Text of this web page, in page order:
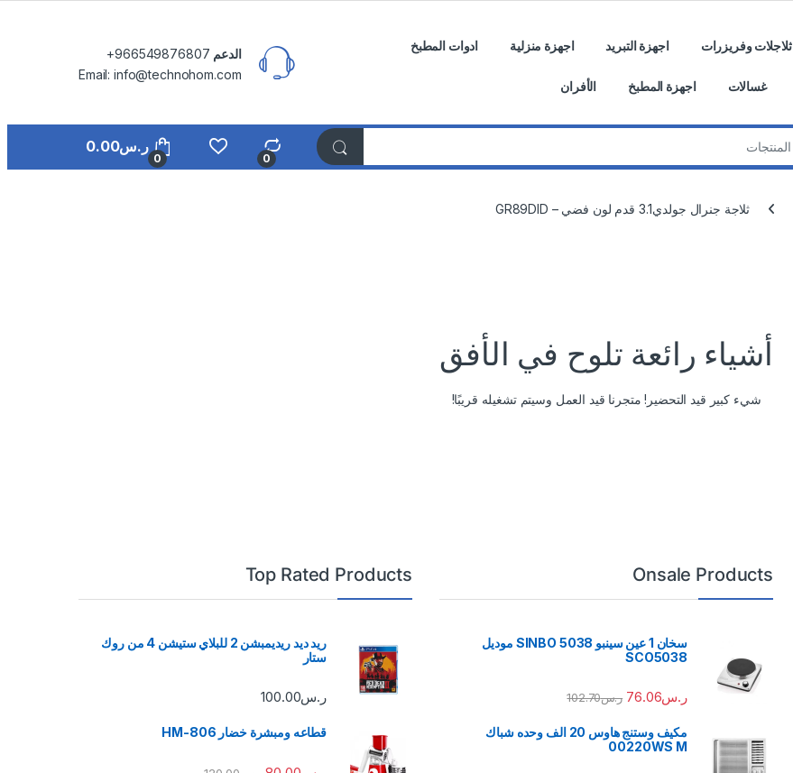
ثلاجلات وفريزرات اجهزة التبريد اجهزة منزلية ادوات المطبخ
غسالات اجهزة المطبخ الأفران
الدعم
Email: info@technohom.com
0
0
ر.س0.00
ثلاجة جنرال جولدي3.1 قدم لون فضي – GR89DID
أشياء رائعة تلوح في الأفق
شيء كبير قيد التحضير! متجرنا قيد العمل وسيتم تشغيله قريبًا!
Onsale Products
سخان 1 عين سينبو 5038 SINBO موديل
SCO5038
ر.س76.06 ر.س102.70
مكيف وستنج هاوس 20 الف وحده شباك
00220WS M
Top Rated Products
ريد ديد ريديمبشن 2 للبلاي ستيشن 4 من روك
ستار
ر.س100.00
قطاعه ومبشرة خضار HM-806